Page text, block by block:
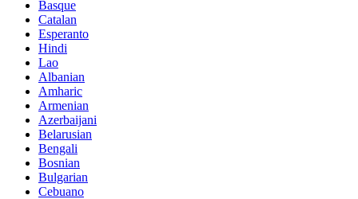
Basque
Catalan
Esperanto
Hindi
Lao
Albanian
Amharic
Armenian
Azerbaijani
Belarusian
Bengali
Bosnian
Bulgarian
Cebuano